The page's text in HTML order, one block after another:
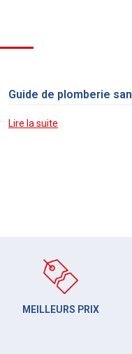
Guide de plomberie
Lire la suite
MEILLEURS PRIX